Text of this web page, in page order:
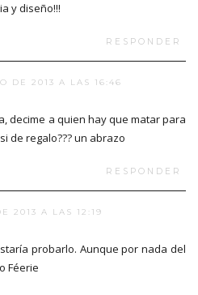
y diseño!!!
RESPONDER
DE 2013 A LAS 16:46
decime a quien hay que matar para
de regalo??? un abrazo
RESPONDER
2013 A LAS 12:19
probarlo. Aunque por nada del
Féerie